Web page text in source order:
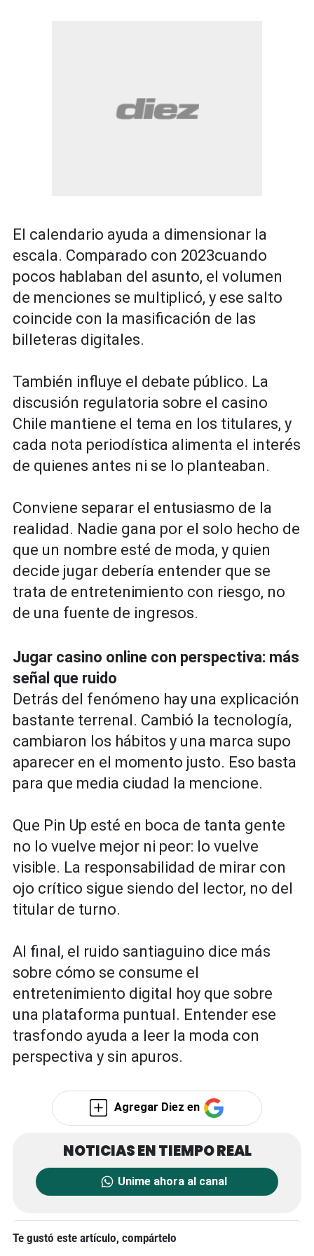
El calendario ayuda a dimensionar la
escala. Comparado con 2023cuando
pocos hablaban del asunto, el volumen
de menciones se multiplicó, y ese salto
coincide con la masificación de las
billeteras digitales.
También influye el debate público. La
discusión regulatoria sobre el casino
Chile mantiene el tema en los titulares, y
cada nota periodística alimenta el interés
de quienes antes ni se lo planteaban.
Conviene separar el entusiasmo de la
realidad. Nadie gana por el solo hecho de
que un nombre esté de moda, y quien
decide jugar debería entender que se
trata de entretenimiento con riesgo, no
de una fuente de ingresos.
Jugar casino online con perspectiva: más
señal que ruido
Detrás del fenómeno hay una explicación
bastante terrenal. Cambió la tecnología,
cambiaron los hábitos y una marca supo
aparecer en el momento justo. Eso basta
para que media ciudad la mencione.
Que Pin Up esté en boca de tanta gente
no lo vuelve mejor ni peor: lo vuelve
visible. La responsabilidad de mirar con
ojo crítico sigue siendo del lector, no del
titular de turno.
Al final, el ruido santiaguino dice más
sobre cómo se consume el
entretenimiento digital hoy que sobre
una plataforma puntual. Entender ese
trasfondo ayuda a leer la moda con
perspectiva y sin apuros.
Agregar Diez en
Unime ahora al canal
Te gustó este artículo, compártelo